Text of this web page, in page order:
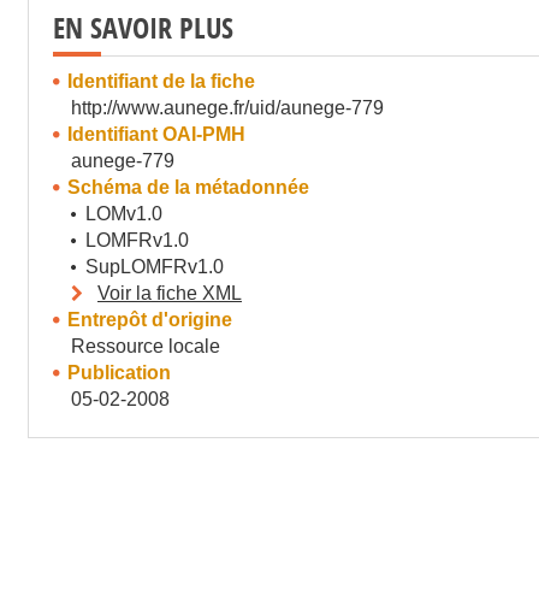
EN SAVOIR PLUS
Identifiant de la fiche
http://www.aunege.fr/uid/aunege-779
Identifiant OAI-PMH
aunege-779
Schéma de la métadonnée
LOMv1.0
LOMFRv1.0
SupLOMFRv1.0
Voir la fiche XML
Entrepôt d'origine
Ressource locale
Publication
05-02-2008